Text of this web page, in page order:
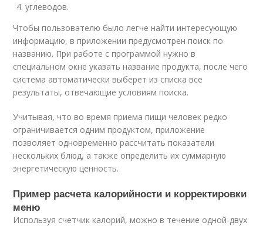
углеводов.
Чтобы пользователю было легче найти интересующую
информацию, в приложении предусмотрен поиск по
названию. При работе с программой нужно в
специальном окне указать название продукта, после чего
система автоматически выберет из списка все
результаты, отвечающие условиям поиска.
Учитывая, что во время приема пищи человек редко
ограничивается одним продуктом, приложение
позволяет одновременно рассчитать показатели
нескольких блюд, а также определить их суммарную
энергетическую ценность.
Пример расчета калорийности и корректировки
меню
Используя счетчик калорий, можно в течение одной-двух